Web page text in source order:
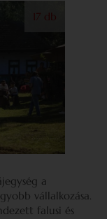
17 db
a
vállalkozása.
falusi és